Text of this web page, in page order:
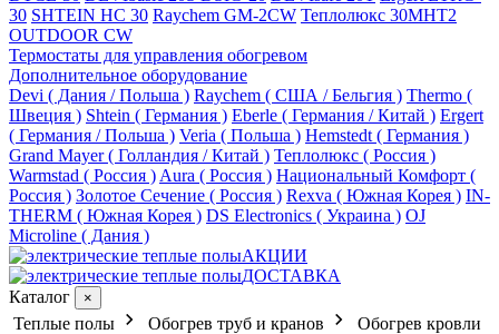
30 SHTEIN HC 30 Raychem GM-2CW Теплолюкс 30МНТ2
OUTDOOR CW
Термостаты для управления обогревом
Дополнительное оборудование
Devi ( Дания / Польша ) Raychem ( США / Бельгия ) Thermo (
Швеция ) Shtein ( Германия ) Eberle ( Германия / Китай ) Ergert
( Германия / Польша ) Veria ( Польша ) Hemstedt ( Германия )
Grand Mayer ( Голландия / Китай ) Теплолюкс ( Россия )
Warmstad ( Россия ) Aura ( Россия ) Национальный Комфорт (
Россия ) Золотое Сечение ( Россия ) Rexva ( Южная Корея ) IN-
THERM ( Южная Корея ) DS Electronics ( Украина ) OJ
Microline ( Дания )
АКЦИИ
ДОСТАВКА
Каталог
×
Теплые полы Обогрев труб и кранов
Обогрев кровли